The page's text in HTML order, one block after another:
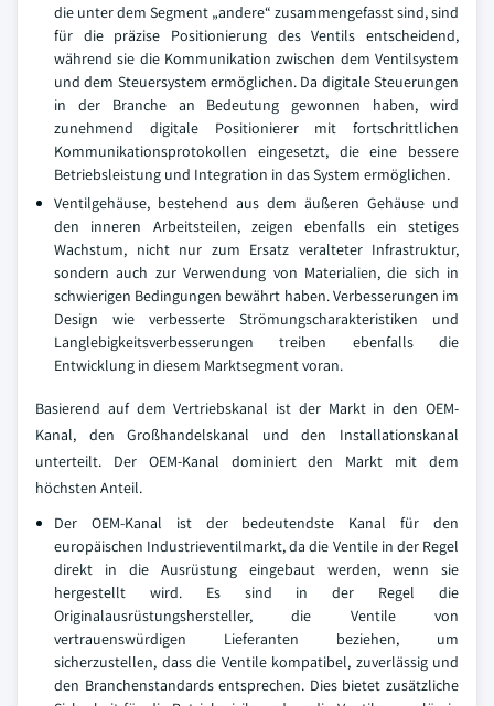
die unter dem Segment „andere“ zusammengefasst sind, sind
für die präzise Positionierung des Ventils entscheidend,
während sie die Kommunikation zwischen dem Ventilsystem
und dem Steuersystem ermöglichen. Da digitale Steuerungen
in der Branche an Bedeutung gewonnen haben, wird
zunehmend digitale Positionierer mit fortschrittlichen
Kommunikationsprotokollen eingesetzt, die eine bessere
Betriebsleistung und Integration in das System ermöglichen.
Ventilgehäuse, bestehend aus dem äußeren Gehäuse und
den inneren Arbeitsteilen, zeigen ebenfalls ein stetiges
Wachstum, nicht nur zum Ersatz veralteter Infrastruktur,
sondern auch zur Verwendung von Materialien, die sich in
schwierigen Bedingungen bewährt haben. Verbesserungen im
Design wie verbesserte Strömungscharakteristiken und
Langlebigkeitsverbesserungen treiben ebenfalls die
Entwicklung in diesem Marktsegment voran.
Basierend auf dem Vertriebskanal ist der Markt in den OEM-
Kanal, den Großhandelskanal und den Installationskanal
unterteilt. Der OEM-Kanal dominiert den Markt mit dem
höchsten Anteil.
Der OEM-Kanal ist der bedeutendste Kanal für den
europäischen Industrieventilmarkt, da die Ventile in der Regel
direkt in die Ausrüstung eingebaut werden, wenn sie
hergestellt wird. Es sind in der Regel die
Originalausrüstungshersteller, die Ventile von
vertrauenswürdigen Lieferanten beziehen, um
sicherzustellen, dass die Ventile kompatibel, zuverlässig und
den Branchenstandards entsprechen. Dies bietet zusätzliche